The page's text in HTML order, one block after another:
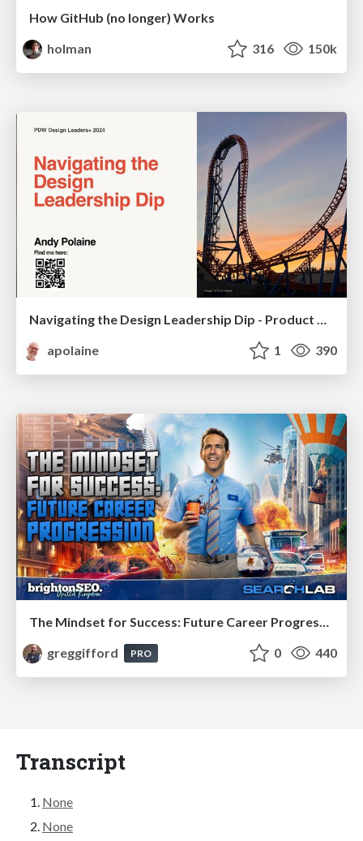
How GitHub (no longer) Works
holman
316 150k
Navigating the Design Leadership Dip - Product Design Week Design Leaders+ Conference 2024
apolaine
1 390
greggifford
PRO 0 440
Transcript
None
None